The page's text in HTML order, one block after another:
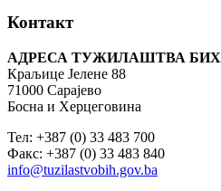
Контакт
АДРЕСА ТУЖИЛАШТВА БИХ
Краљице Јелене 88
71000 Сарајево
Босна и Херцеговина
Тел: +387 (0) 33 483 700
Факс: +387 (0) 33 483 840
info@tuzilastvobih.gov.ba